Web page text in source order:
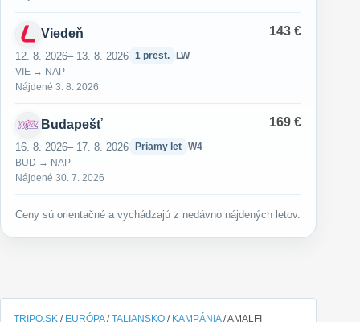
TRIPO.SK / EURÓPA/TALIANSKO / KAMPÁNIA/AMALFI
Viedeň
12. 8. 2026– 13. 8. 2026 1 prest. LW
VIE → NAP
Nájdené 3. 8. 2026
143 €
Budapešť
16. 8. 2026– 17. 8. 2026 Priamy let W4
BUD → NAP
Nájdené 30. 7. 2026
169 €
Ceny sú orientačné a vychádzajú z nedávno nájdených letov.